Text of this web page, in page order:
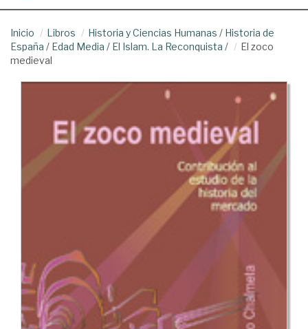
Inicio Libros Historia y Ciencias Humanas / Historia de
España / Edad Media / El Islam. La Reconquista /
El zoco
medieval